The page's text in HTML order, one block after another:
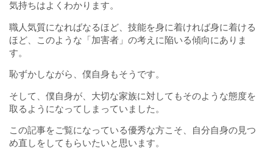
気持ちはよくわかります。
職人気質になればなるほど、技能を身に着ければ身に着ける
ほど、このような「加害者」の考えに陥いる傾向にありま
す。
恥ずかしながら、僕自身もそうです。
そして、僕自身が、大切な家族に対してもそのような態度を
取るようになってしまっていました。
この記事をご覧になっている優秀な方こそ、自分自身の見つ
め直しをしてもらいたいと思います。